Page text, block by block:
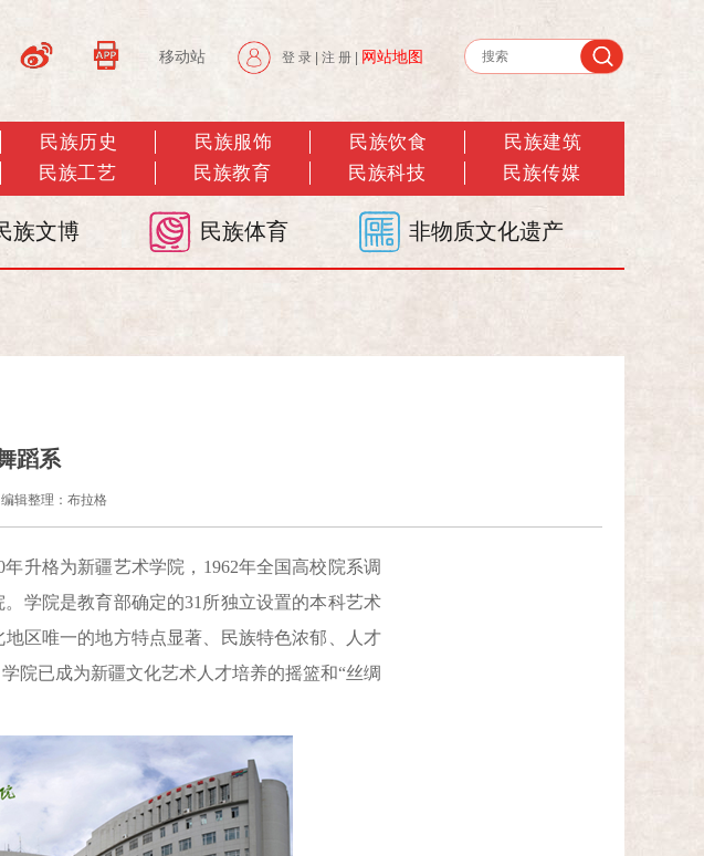
移动站 登 录 注 册 网站地图
民族历史 民族服饰 民族饮食
民族建筑
民族工艺 民族教育 民族科技 民族传媒
族文博 民族体育 非物质文化遗产
蹈系
编辑整理：布拉格
升格为新疆艺术学院，1962年全国高校院系调
学院是教育部确定的31所独立设置的本科艺术
区唯一的地方特点显著、民族特色浓郁、人才
院已成为新疆文化艺术人才培养的摇篮和“丝绸